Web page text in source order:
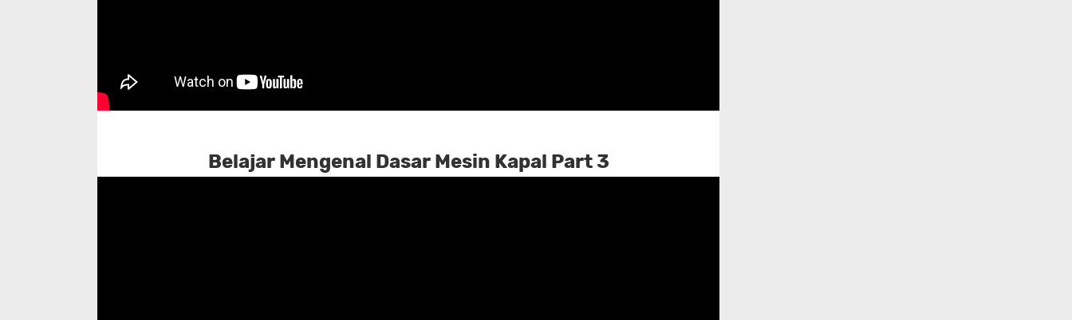
Belajar Mengenal Dasar Mesin Kapal Part 3